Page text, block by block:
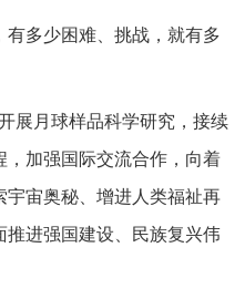
多少困难、挑战，就有多
展月球样品科学研究，接续
，加强国际交流合作，向着
宙奥秘、增进人类福祉再
推进强国建设、民族复兴伟